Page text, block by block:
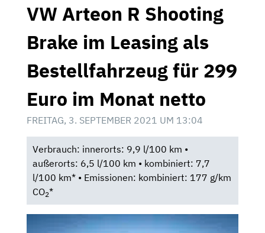
VW Arteon R Shooting
Brake im Leasing als
Bestellfahrzeug für 299
Euro im Monat netto
FREITAG, 3. SEPTEMBER 2021 UM 13:04
Verbrauch: innerorts: 9,9 l/100 km •
außerorts: 6,5 l/100 km • kombiniert: 7,7
l/100 km* • Emissionen: kombiniert: 177 g/km
CO2*